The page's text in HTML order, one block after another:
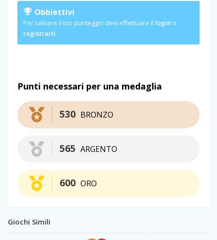
Obbiettivi
Per salvare il tuo punteggio devi effettuare il login o
registrarti.
Punti necessari per una medaglia
BRONZO
530
ARGENTO
565
ORO
600
Giochi Simili